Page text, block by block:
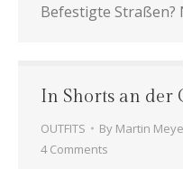
Befestigte Straßen?
In Shorts an der
OUTFITS By Martin
4 Comments